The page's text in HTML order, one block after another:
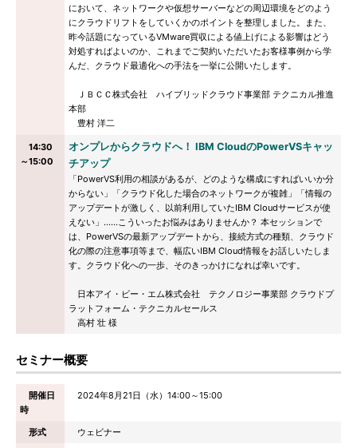
において、ネットワークや仮想サーバーなどの周辺環境をどのよう
にクラウドリフトをしていくかのポイントを整理しました。また、
昨今話題になっているVMware買収による値上げによる影響はどう
対処すればよいのか、これまでご契約いただいたお客様事例から学
んだ、クラウド最適化への手法を一挙に公開いたします。
ＪＢＣＣ株式会社 ハイブリッドクラウド事業部 テクニカル推進
本部
豊村 洋二
14:30
～15:00
オンプレからクラウドへ！ IBM CloudのPowerVSキャッ
チアップ
「PowerVS利用の相談があるが、どのような構成にすればいいか分
からない」「クラウド化した場合のネットワークが複雑」「情報の
アップデートが激しく、以前利用していたIBM Cloudサービスが使
えない」……こういったお悩みはありませんか？ 本セッションで
は、PowerVSの最新アップデートから、接続方式の種類、クラウド
化の際の注意事項等まで、幅広いIBM Cloud情報をお話しいたしま
す。クラウド化への一歩、そのきっかけになれば幸いです。
日本アイ・ビー・エム株式会社 テクノロジー事業部 クラウドプ
ラットフォーム・テクニカルセールス
高村 壮 様
セミナー概要
開催日
時
2024年8月21日（水）14:00～15:00
形式
ウェビナー